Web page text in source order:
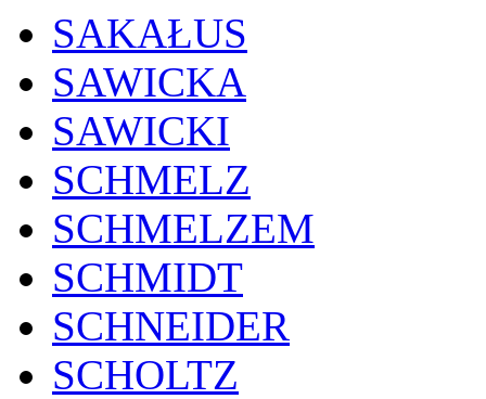
SAKAŁUS
SAWICKA
SAWICKI
SCHMELZ
SCHMELZEM
SCHMIDT
SCHNEIDER
SCHOLTZ